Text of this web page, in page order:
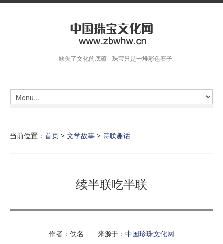
缺失了文化的底蕴 珠宝只是一堆彩色石子
当前位置： 首页 > 文学故事 > 诗联趣话
续半联吃半联
作者：佚名 来源于： 中国珍珠文化网